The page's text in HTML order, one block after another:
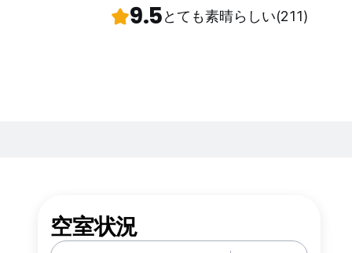
9.5とても素晴らしい(211)
空室状況